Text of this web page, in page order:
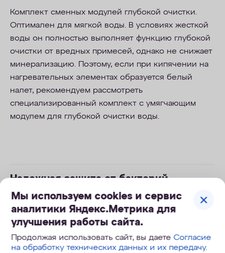
Комплект сменных модулей глубокой очистки.
Оптимален для мягкой воды. В условиях жесткой
воды он полностью выполняет функцию глубокой
очистки от вредных примесей, однако не снижает
минерализацию. Поэтому, если при кипячении на
нагревательных элементах образуется белый
налет, рекомендуем рассмотреть
специализированный комплект с умягчающим
модулем для глубокой очистки воды.
Надежная защита от бактерий –
воду можно пить без кипячения
Легкая и безопасная замена
модуля по клику
Мы используем cookies и сервис
аналитики Яндекс.Метрика для
улучшения работы сайта.
Продолжая использовать сайт, вы даетеСогласие
на обработку технических данных и их передачу.